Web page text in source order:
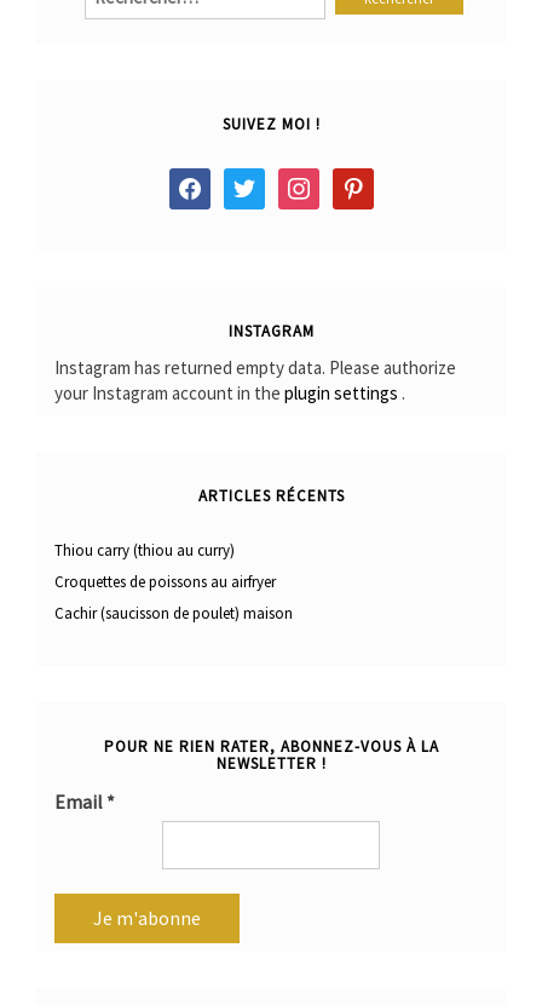
SUIVEZ MOI !
facebook twitter instagram pinterest
INSTAGRAM
Instagram has returned empty data. Please authorize
your Instagram account in the plugin settings .
ARTICLES RÉCENTS
Thiou carry (thiou au curry)
Croquettes de poissons au airfryer
Cachir (saucisson de poulet) maison
POUR NE RIEN RATER, ABONNEZ-VOUS À LA
NEWSLETTER !
Email *